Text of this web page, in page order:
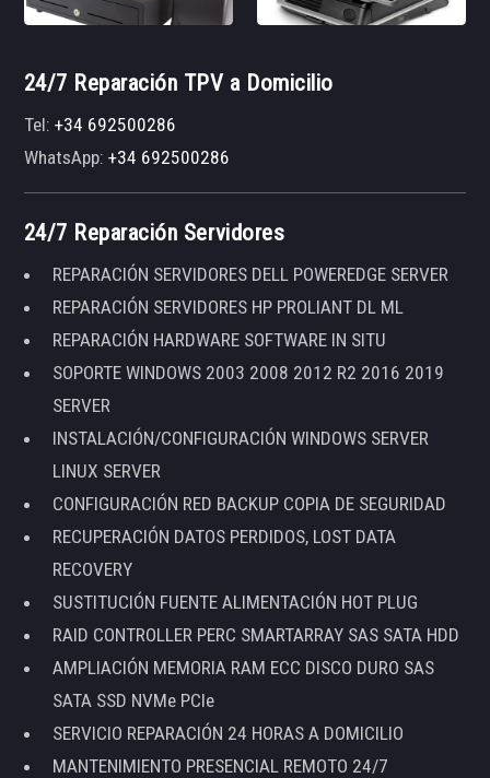
24/7 Reparación TPV a Domicilio
Tel:+34 692500286
WhatsApp:+34 692500286
24/7 Reparación Servidores
REPARACIÓN SERVIDORES DELL POWEREDGE SERVER
REPARACIÓN SERVIDORES HP PROLIANT DL ML
REPARACIÓN HARDWARE SOFTWARE IN SITU
SOPORTE WINDOWS 2003 2008 2012 R2 2016 2019
SERVER
INSTALACIÓN/CONFIGURACIÓN WINDOWS SERVER
LINUX SERVER
CONFIGURACIÓN RED BACKUP COPIA DE SEGURIDAD
RECUPERACIÓN DATOS PERDIDOS, LOST DATA
RECOVERY
SUSTITUCIÓN FUENTE ALIMENTACIÓN HOT PLUG
RAID CONTROLLER PERC SMARTARRAY SAS SATA HDD
AMPLIACIÓN MEMORIA RAM ECC DISCO DURO SAS
SATA SSD NVMe PCIe
SERVICIO REPARACIÓN 24 HORAS A DOMICILIO
MANTENIMIENTO PRESENCIAL REMOTO 24/7